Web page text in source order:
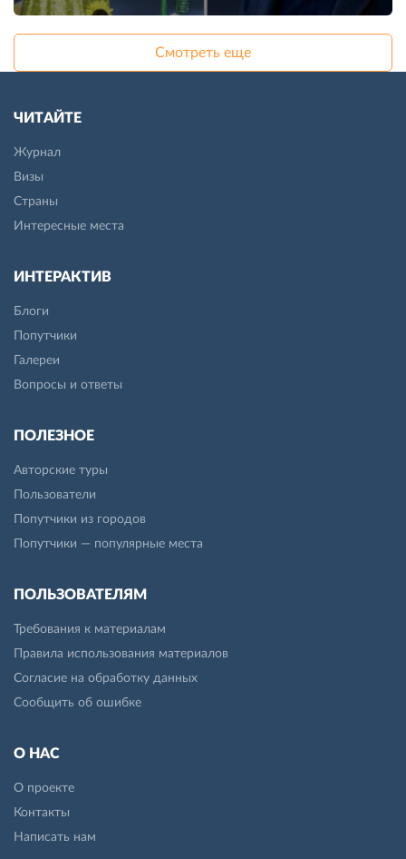
Смотреть еще
ЧИТАЙТЕ
Журнал
Визы
Страны
Интересные места
ИНТЕРАКТИВ
Блоги
Попутчики
Галереи
Вопросы и ответы
ПОЛЕЗНОЕ
Авторские туры
Пользователи
Попутчики из городов
Попутчики — популярные места
ПОЛЬЗОВАТЕЛЯМ
Требования к материалам
Правила использования материалов
Согласие на обработку данных
Сообщить об ошибке
О НАС
О проекте
Контакты
Написать нам